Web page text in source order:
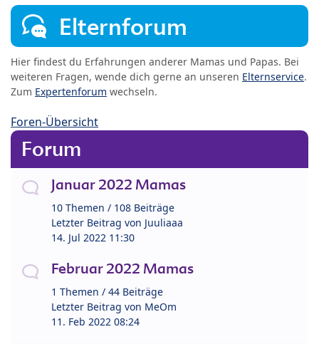
Elternforum
Hier findest du Erfahrungen anderer Mamas und Papas. Bei
weiteren Fragen, wende dich gerne an unseren Elternservice.
Zum Expertenforum wechseln.
Foren-Übersicht
Forum
Januar 2022 Mamas
10 Themen / 108 Beiträge
Letzter Beitrag von Juuliaaa
14. Jul 2022 11:30
Februar 2022 Mamas
1 Themen / 44 Beiträge
Letzter Beitrag von MeOm
11. Feb 2022 08:24